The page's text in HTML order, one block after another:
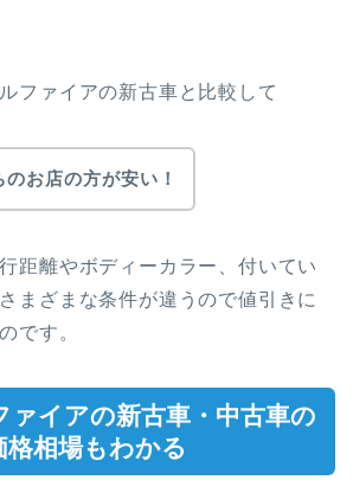
ファイアの新古車と比較して
のお店の方が安い！
距離やボディーカラー、付いてい
まざまな条件が違うので値引きに
です。
ァイアの新古車・中古車の
相場もわかる